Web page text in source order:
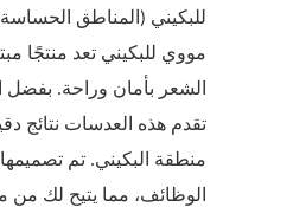
للبكيني (المناطق
مووي للبكيني تعد منتجًا
الشعر بأمان وراحة. بفضل
تقدم هذه العدسات نتائج
منطقة البكيني. تم
الوظائف، مما يتيح لك من